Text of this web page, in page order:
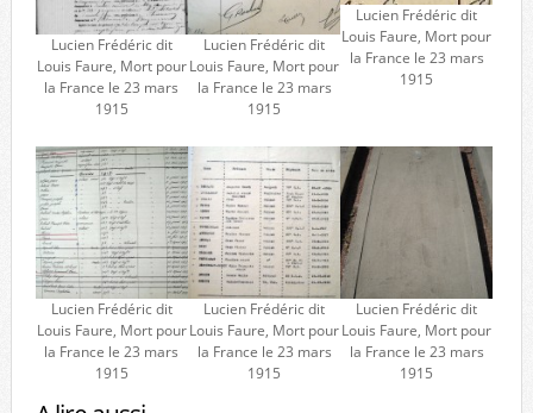
Lucien Frédéric dit
Louis Faure, Mort pour
la France le 23 mars
1915
Lucien Frédéric dit
Louis Faure, Mort pour
la France le 23 mars
1915
Lucien Frédéric dit
Louis Faure, Mort pour
la France le 23 mars
1915
Lucien Frédéric dit
Louis Faure, Mort pour
la France le 23 mars
1915
Lucien Frédéric dit
Louis Faure, Mort pour
la France le 23 mars
1915
Lucien Frédéric dit
Louis Faure, Mort pour
la France le 23 mars
1915